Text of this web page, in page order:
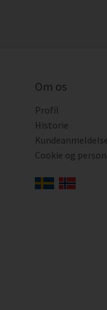
Om os
Profil
Historie
Cookie og